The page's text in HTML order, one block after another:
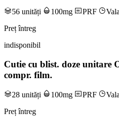
56 unități 100mg PRF
Preț întreg
indisponibil
Cutie cu blist. doze unitare
compr. film.
28 unități 100mg PRF
Preț întreg